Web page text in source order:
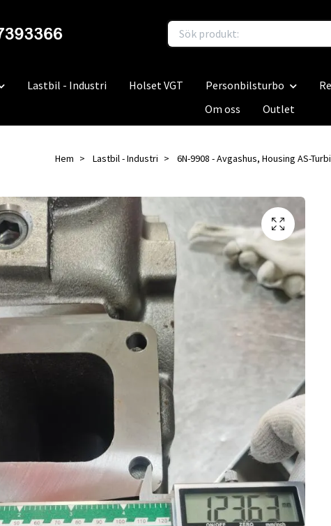
Lastbil - Industri Holset VGT Personbilsturbo
Om oss
Outlet
Hem Lastbil - Industri 6N-9908 - Avgashus, Housing AS-